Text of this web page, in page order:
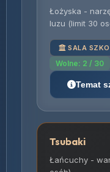
Łożyska -
luzu (limit 30
SALA
Wolne: 2 / 30
Temat
Tsubaki
Łańcuchy -